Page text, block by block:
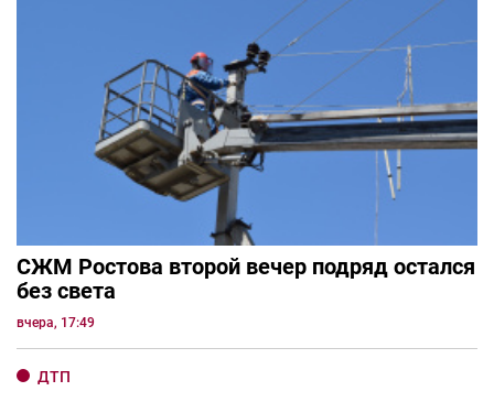
СЖМ Ростова второй вечер подряд остался
без света
вчера, 17:49
ДТП